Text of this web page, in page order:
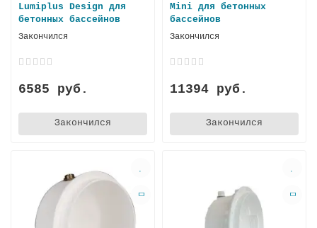
Lumiplus Design для
бетонных бассейнов
Закончился
6585 руб.
Закончился
Mini для бетонных
бассейнов
Закончился
11394 руб.
Закончился